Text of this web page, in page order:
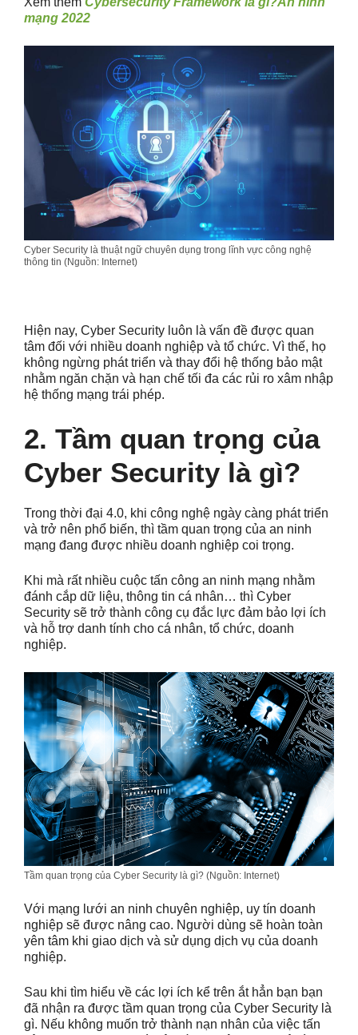
mạng 2022
Cyber Security là thuật ngữ chuyên dụng trong lĩnh vực công nghệ
thông tin (Nguồn: Internet)
Hiện nay, Cyber Security luôn là vấn đề được quan
tâm đối với nhiều doanh nghiệp và tổ chức. Vì thế, họ
không ngừng phát triển và thay đổi hệ thống bảo mật
nhằm ngăn chặn và hạn chế tối đa các rủi ro xâm nhập
hệ thống mạng trái phép.
2. Tầm quan trọng của
Cyber Security là gì?
Trong thời đại 4.0, khi công nghệ ngày càng phát triển
và trở nên phổ biến, thì tầm quan trọng của an ninh
mạng đang được nhiều doanh nghiệp coi trọng.
Khi mà rất nhiều cuộc tấn công an ninh mạng nhằm
đánh cắp dữ liệu, thông tin cá nhân… thì Cyber
Security sẽ trở thành công cụ đắc lực đảm bảo lợi ích
và hỗ trợ danh tính cho cá nhân, tổ chức, doanh
nghiệp.
Tầm quan trọng của Cyber Security là gì? (Nguồn: Internet)
Với mạng lưới an ninh chuyên nghiệp, uy tín doanh
nghiệp sẽ được nâng cao. Người dùng sẽ hoàn toàn
yên tâm khi giao dịch và sử dụng dịch vụ của doanh
nghiệp.
Sau khi tìm hiểu về các lợi ích kể trên ắt hẳn bạn bạn
đã nhận ra được tầm quan trọng của Cyber Security là
gì. Nếu không muốn trở thành nạn nhân của việc tấn